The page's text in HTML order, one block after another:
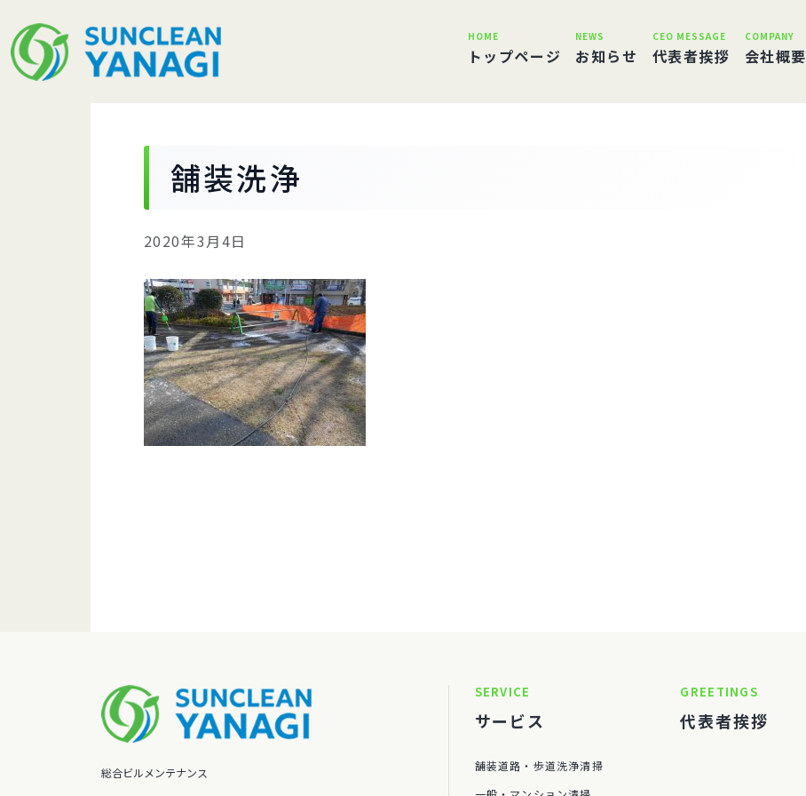
HOME
トップページ
NEWS
お知らせ
CEO MESSAGE
代表者挨拶
COMPANY
会社概要
舗装洗浄
2020年3月4日
総合ビルメンテナンス
SERVICE
サービス
舗装道路・歩道洗浄清掃
GREETINGS
代表者挨拶